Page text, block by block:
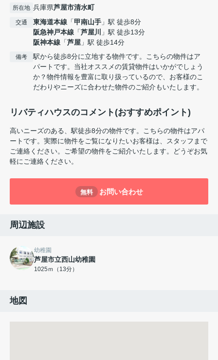
所在地 兵庫県芦屋市清水町
交通 東海道本線 「甲南山手 」駅 徒歩8分
阪急神戸本線 「芦屋川
」駅 徒歩13分
阪神本線 「芦屋 」駅 徒歩14分
備考
駅から徒歩8分に立地する物件です。こちらの物件はア
パートです。当社オススメの賃貸物件はいかがでしょう
か？物件情報を豊富に取り扱っているので、お客様のこ
だわりやニーズに合わせた物件のご紹介もいたします。
リバティハウスのコメント(おすすめポイント)
高いニーズのある、駅徒歩8分の物件です。こちらの物件はアパ
ートです。実際に物件をご覧になりたいお客様は、スタッフまで
ご連絡ください。ご希望の物件をご紹介いたします。どうぞお気
軽にご連絡ください。
無料 お問い合わせ
周辺施設
幼稚園
芦屋市立西山幼稚園
1025ｍ（13分）
地図